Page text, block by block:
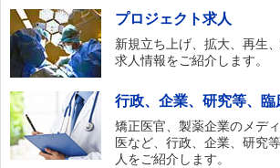
プロジェクト求人
新規立ち上げ、拡大、再生
求人情報をご紹介します。
行政、企業、研究等、臨
矯正医官、製薬企業のメデ
医など、行政、企業、研究
人をご紹介します。